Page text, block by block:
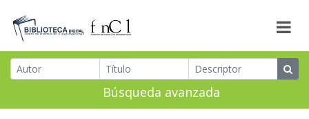
Búsqueda avanzada